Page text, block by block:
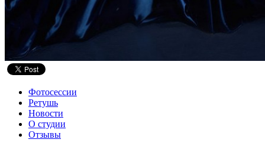
Фотосессии
Ретушь
Новости
О студии
Отзывы